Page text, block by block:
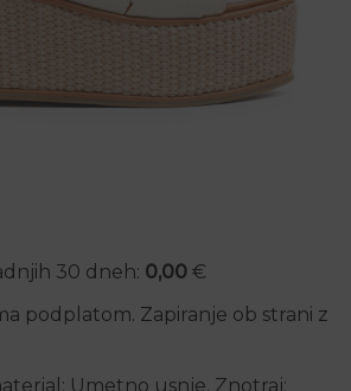
30 dneh: 0,00 €
podplatom. Zapiranje ob strani z
Umetno usnje, Znotraj: